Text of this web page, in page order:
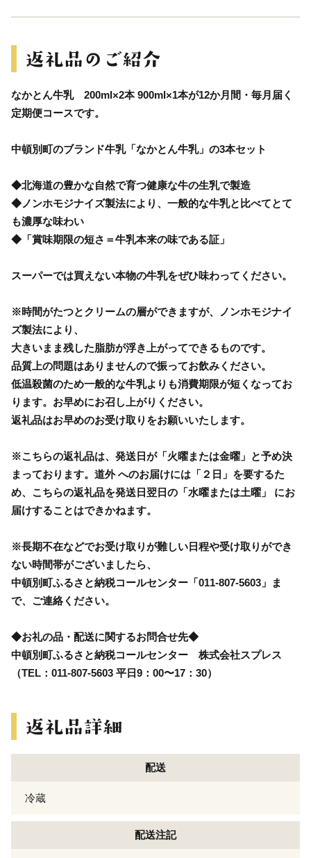
なかとん牛乳 200ml×2本 900ml×1本が12か月間・毎月届く
定期便コースです。
中頓別町のブランド牛乳「なかとん牛乳」の3本セット
◆北海道の豊かな自然で育つ健康な牛の生乳で製造
◆ノンホモジナイズ製法により、一般的な牛乳と比べてとて
も濃厚な味わい
◆「賞味期限の短さ＝牛乳本来の味である証」
スーパーでは買えない本物の牛乳をぜひ味わってください。
※時間がたつとクリームの層ができますが、ノンホモジナイ
ズ製法により、
大きいまま残した脂肪が浮き上がってできるものです。
品質上の問題はありませんので振ってお飲みください。
低温殺菌のため一般的な牛乳よりも消費期限が短くなってお
ります。お早めにお召し上がりください。
返礼品はお早めのお受け取りをお願いいたします。
※こちらの返礼品は、発送日が「火曜または金曜」と予め決
まっております。道外 へのお届けには「２日」を要するた
め、こちらの返礼品を発送日翌日の「水曜または土曜」 にお
届けすることはできかねます。
※長期不在などでお受け取りが難しい日程や受け取りができ
ない時間帯がございましたら、
中頓別町ふるさと納税コールセンター「011-807-5603」ま
で、ご連絡ください。
◆お礼の品・配送に関するお問合せ先◆
中頓別町ふるさと納税コールセンター 株式会社スプレス
（TEL：011-807-5603 平日9：00〜17：30）
配送
冷蔵
配送注記